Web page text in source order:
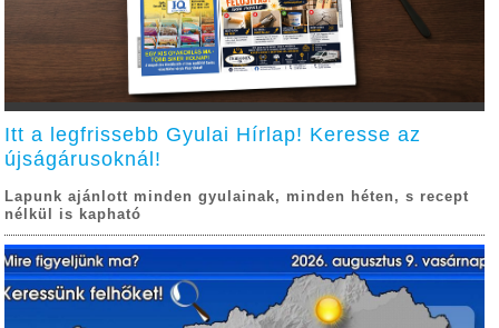
Itt a legfrissebb Gyulai Hírlap! Keresse az
újságárusoknál!
Lapunk ajánlott minden gyulainak, minden héten, s recept
nélkül is kapható